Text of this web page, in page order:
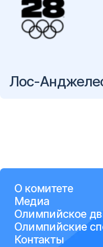
Лос-
О комитете
Медиа
Олимпийское
Олимпийские
Контакты